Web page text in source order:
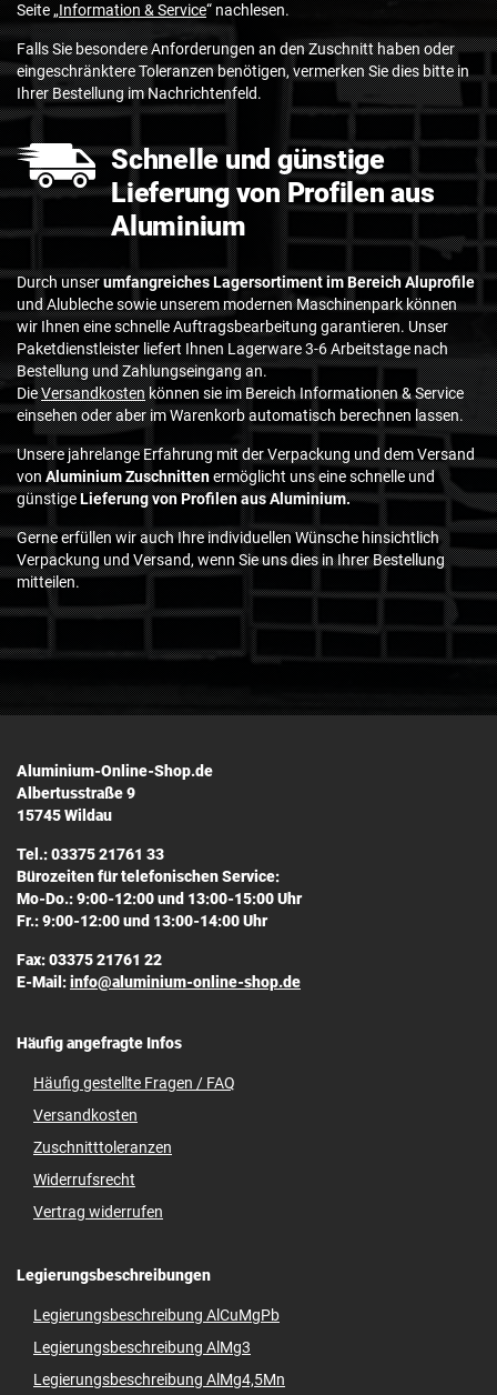
Seite „Information & Service“ nachlesen.
Falls Sie besondere Anforderungen an den Zuschnitt haben oder
eingeschränktere Toleranzen benötigen, vermerken Sie dies bitte in
Ihrer Bestellung im Nachrichtenfeld.
Schnelle und günstige
Lieferung von Profilen aus
Aluminium
Durch unserumfangreiches Lagersortiment im Bereich Aluprofile
und Alubleche sowie unserem modernen Maschinenpark können
wir Ihnen eine schnelle Auftragsbearbeitung garantieren. Unser
Paketdienstleister liefert Ihnen Lagerware 3-6 Arbeitstage nach
Bestellung und Zahlungseingang an.
DieVersandkostenkönnen sie im Bereich Informationen & Service
einsehen oder aber im Warenkorb automatisch berechnen lassen.
Unsere jahrelange Erfahrung mit der Verpackung und dem Versand
von Aluminium Zuschnittenermöglicht uns eine schnelle und
günstigeLieferung von Profilen aus Aluminium.
Gerne erfüllen wir auch Ihre individuellen Wünsche hinsichtlich
Verpackung und Versand, wenn Sie uns dies in Ihrer Bestellung
mitteilen.
Aluminium-Online-Shop.de
Albertusstraße 9
15745 Wildau
Tel.: 03375 21761 33
Bürozeiten für telefonischen Service:
Mo-Do.: 9:00-12:00 und 13:00-15:00 Uhr
Fr.: 9:00-12:00 und 13:00-14:00 Uhr
Fax: 03375 21761 22
E-Mail:info@aluminium-online-shop.de
Häufig angefragte Infos
Häufig gestellte Fragen / FAQ
Versandkosten
Zuschnitttoleranzen
Widerrufsrecht
Vertrag widerrufen
Legierungsbeschreibungen
Legierungsbeschreibung AlCuMgPb
Legierungsbeschreibung AlMg3
Legierungsbeschreibung AlMg4,5Mn